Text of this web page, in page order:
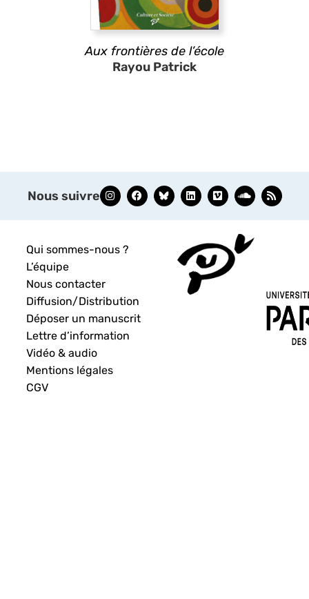
Aux frontières de l’école
Rayou Patrick
Nous suivre
Qui sommes-nous ?
L’équipe
Nous contacter
Diffusion/Distribution
Déposer un manuscrit
Lettre d’information
Vidéo & audio
Mentions légales
CGV